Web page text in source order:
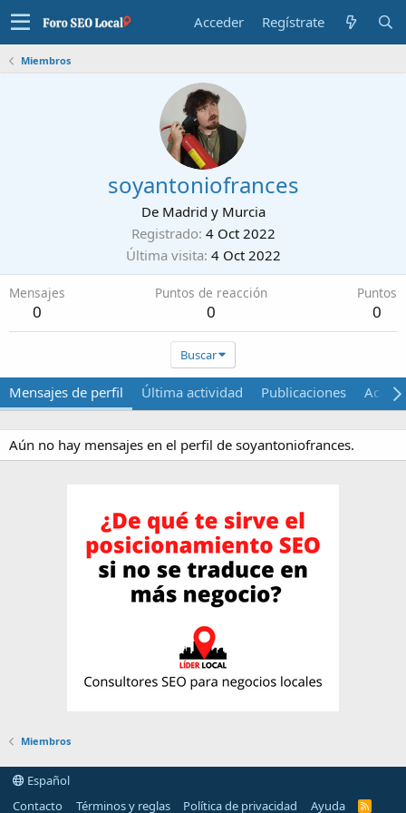
Acceder Regístrate
Miembros
soyantoniofrances
De Madrid y Murcia
Registrado 4 Oct 2022
Última visita 4 Oct 2022
Mensajes
0
Puntos de reacción
0
Puntos
0
Buscar
Mensajes de perfil Última actividad Publicaciones Acerca
Aún no hay mensajes en el perfil de soyantoniofrances.
Miembros
Español
Contacto
Términos y reglas Política de privacidad Ayuda
R